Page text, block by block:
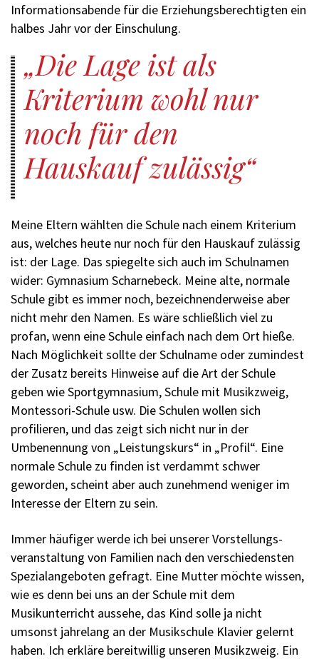
Informationsabende für die Erziehungsberechtigten ein
halbes Jahr vor der Einschulung.
Die Lage ist als
Kriterium wohl nur
noch für den
Hauskauf zulässig
Meine Eltern wählten die Schule nach einem Kriterium
aus, welches heute nur noch für den Hauskauf zulässig
ist: der Lage. Das spiegelte sich auch im Schulnamen
wider: Gymnasium Scharnebeck. Meine alte, normale
Schule gibt es immer noch, bezeichnenderweise aber
nicht mehr den Namen. Es wäre schließlich viel zu
profan, wenn eine Schule einfach nach dem Ort hieße.
Nach Möglichkeit sollte der ­Schulname oder zumindest
der Zusatz bereits Hinweise auf die Art der Schule
geben wie Sportgymnasium, Schule mit Musikzweig,
Montessori-Schule usw. Die Schulen wollen sich
profilieren, und das zeigt sich nicht nur in der
Umbenennung von „Leistungskurs“ in „Profil“. Eine
normale Schule zu finden ist verdammt schwer
geworden, scheint aber auch zunehmend weniger im
Interesse der Eltern zu sein.
Immer häufiger werde ich bei unserer Vorstellungs­
veranstaltung von Familien nach den verschiedensten
Spezial­angeboten gefragt. Eine Mutter möchte wissen,
wie es denn bei uns an der Schule mit dem
Musikunterricht aussehe, das Kind solle ja nicht
umsonst jahrelang an der Musikschule Klavier gelernt
haben. Ich erkläre bereitwillig unseren Musikzweig. Ein